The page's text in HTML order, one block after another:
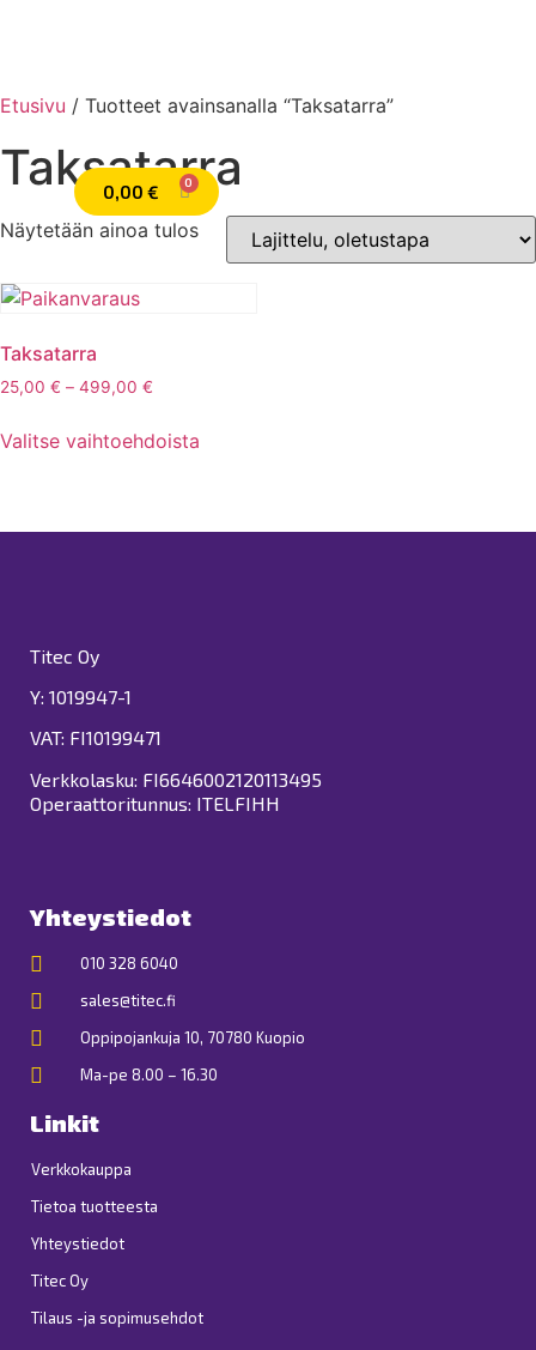
0,00 €
Etusivu / Tuotteet avainsanalla “Taksatarra”
Taksatarra
Näytetään ainoa tulos
Taksatarra
25,00 € – 499,00 €
Valitse vaihtoehdoista
Titec Oy
Y: 1019947-1
VAT: FI10199471
Verkkolasku: FI6646002120113495
Operaattoritunnus: ITELFIHH
Yhteystiedot
010 328 6040
sales@titec.fi
Oppipojankuja 10, 70780 Kuopio
Ma-pe 8.00 – 16.30
Linkit
Verkkokauppa
Tietoa tuotteesta
Yhteystiedot
Titec Oy
Tilaus -ja sopimusehdot